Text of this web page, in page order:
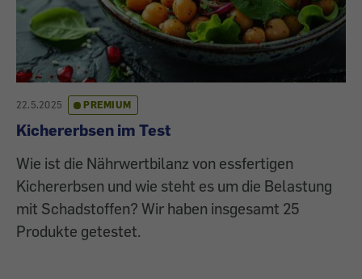
22.5.2025 PREMIUM
Kichererbsen im Test
Wie ist die Nährwertbilanz von essfertigen
Kichererbsen und wie steht es um die Belastung
mit Schadstoffen? Wir haben insgesamt 25
Produkte getestet.